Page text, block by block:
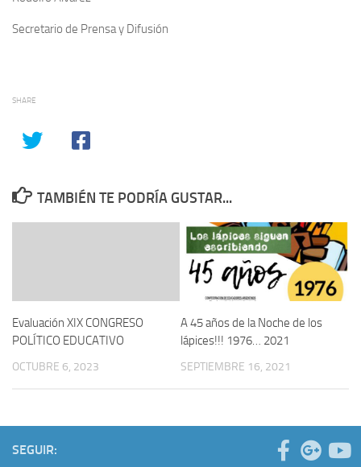
Secretario de Prensa y Difusión
SHARE
TAMBIÉN TE PODRÍA GUSTAR...
Evaluación XIX CONGRESO
POLÍTICO EDUCATIVO
OCTUBRE 6, 2023
A 45 años de la Noche de los
lápices!!! 1976… 2021
SEPTIEMBRE 16, 2021
SEGUIR: